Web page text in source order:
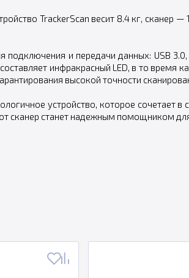
TrackerScan весит 8.4 кг, сканер —
и передачи данных: USB 3.0,
инфракрасный LED, в то время
высокой точности
устройство, которое сочетает
сканер станет надежным помощником